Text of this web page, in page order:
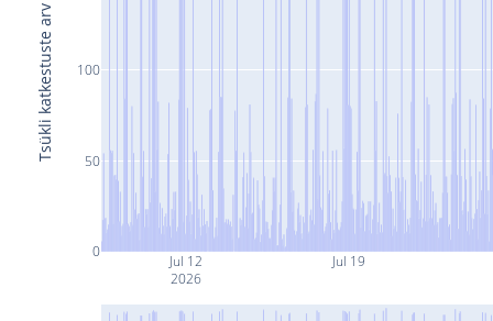
Jul 12
2026
Jul 19
0
50
100
Tsükli katkestuste arv